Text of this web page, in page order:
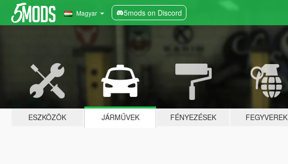
Magyar 5mods on Discord
ESZKÖZÖK JÁRMŰVEK FÉNYEZÉSEK FEGYVEREK